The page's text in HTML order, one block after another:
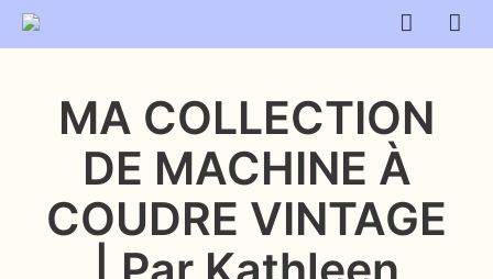
MA COLLECTION
DE MACHINE À
COUDRE VINTAGE